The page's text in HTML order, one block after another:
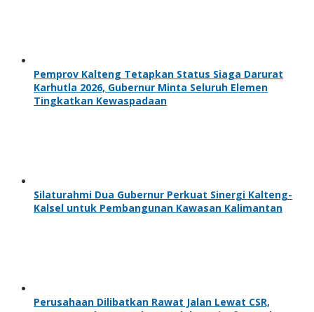
Pemprov Kalteng Tetapkan Status Siaga Darurat
Karhutla 2026, Gubernur Minta Seluruh Elemen
Tingkatkan Kewaspadaan
Silaturahmi Dua Gubernur Perkuat Sinergi Kalteng-
Kalsel untuk Pembangunan Kawasan Kalimantan
Perusahaan Dilibatkan Rawat Jalan Lewat CSR,